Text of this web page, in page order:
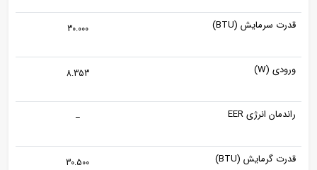
قدرت سرمایش (BTU) 30.000
ورودی (W) 8.353
راندمان انرژی EER –
قدرت گرمایش (BTU) 30.500